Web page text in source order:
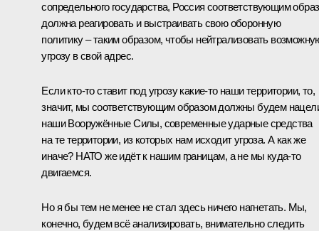
сопредельного государства, Россия соответствующим
должна реагировать и выстраивать свою оборонную
политику – таким образом, чтобы нейтрализовать
угрозу в свой адрес.
Если кто‑то ставит под угрозу какие‑то наши территории, то,
значит, мы соответствующим образом должны будем
наши Вооружённые Силы, современные ударные средства
на те территории, из которых нам исходит угроза. А как же
иначе? НАТО же идёт к нашим границам, а не мы куда‑то
двигаемся.
Но я бы тем не менее не стал здесь ничего нагнетать. Мы,
конечно, будем всё анализировать, внимательно следить